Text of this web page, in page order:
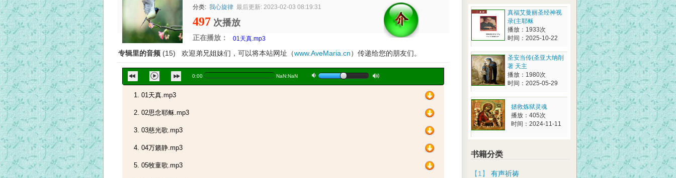
分类: 我心旋律 最后更新: 2023-02-03 08:19:31
497 次播放
正在播放：
专辑里的音频 (15) 欢迎弟兄姐妹们，可以将本站网址（www.AveMaria.cn）传递给您的朋友们。
0:00 NaN:NaN a b
01天真.mp3
01天真.mp3
02思念耶稣.mp3
03慈光歌.mp3
04万籁静.mp3
05牧童歌.mp3
真福艾曼丽圣经神视
录(主耶稣
播放：1933次
时间：2025-10-22
圣安当传(圣亚大纳削
著 天主
播放：1980次
时间：2025-05-29
拯救炼狱灵魂
播放：405次
时间：2024-11-11
书籍分类
【1】 有声祈祷